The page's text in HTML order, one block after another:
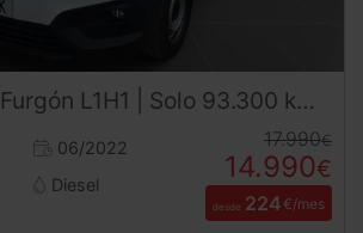
Furgón L1H1 | Solo 93.300 km | Desde 225€/mes
06/2022
Diesel
17.990€
14.990€
desde 224€/mes